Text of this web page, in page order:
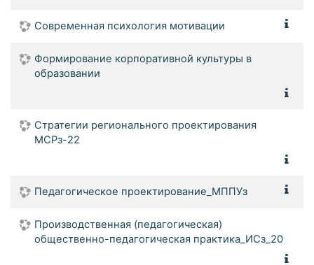
Современная психология мотивации
Формирование корпоративной культуры в
образовании
Стратегии регионального проектирования
МСРз-22
Педагогическое проектирование_МППУз
Производственная (педагогическая)
общественно-педагогическая практика_ИСз_20